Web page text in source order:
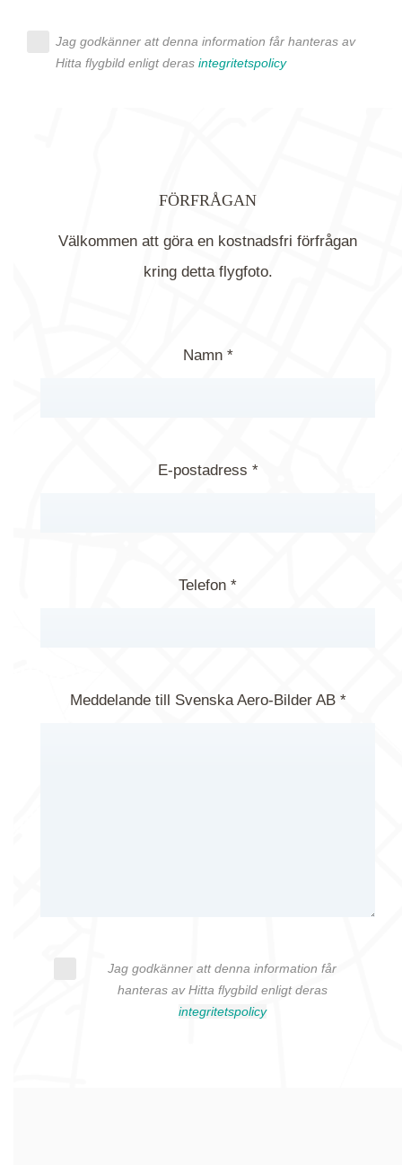
Jag godkänner att denna information får hanteras av
Hitta flygbild enligt deras integritetspolicy
FÖRFRÅGAN
Välkommen att göra en kostnadsfri förfrågan
kring detta flygfoto.
Namn *
E-postadress *
Telefon *
Meddelande till Svenska Aero-Bilder AB *
Jag godkänner att denna information får
hanteras av Hitta flygbild enligt deras
integritetspolicy